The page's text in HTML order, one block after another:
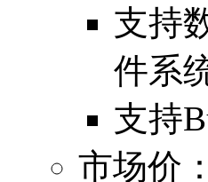
支持
件系
支持
市场价